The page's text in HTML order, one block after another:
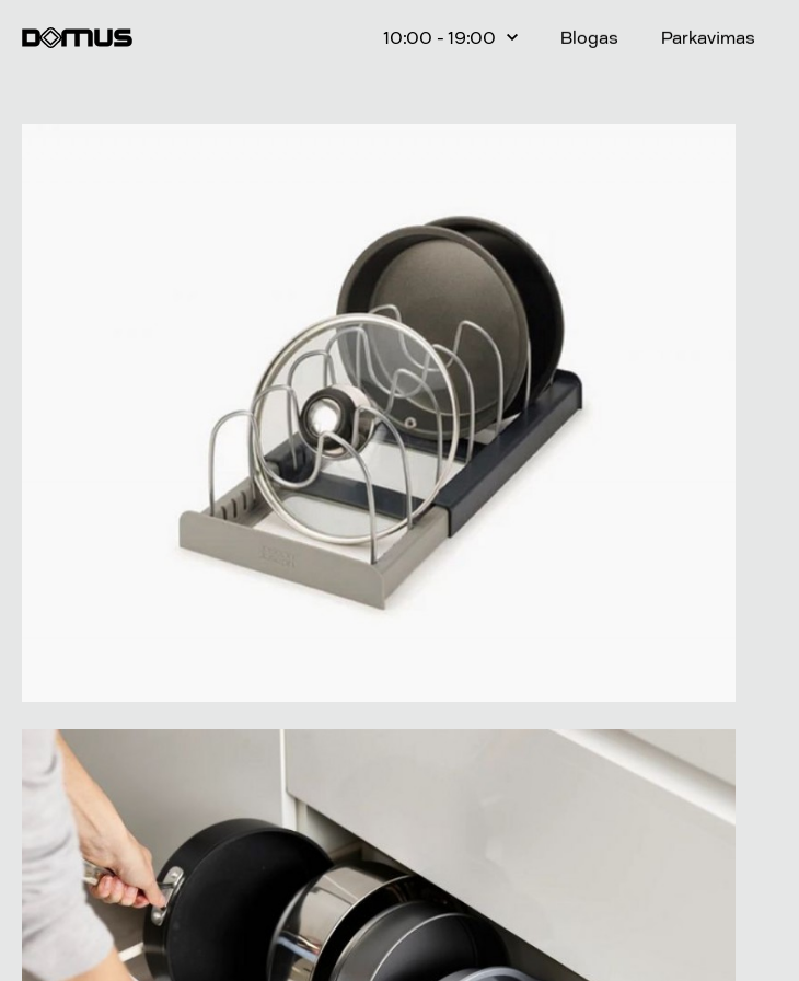
10:00 - 19:00 Blogas Parkavimas